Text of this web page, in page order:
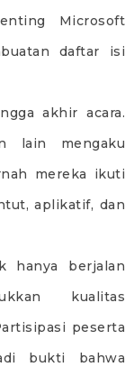
Microsoft
daftar isi
akhir acara.
lain mengaku
mereka ikuti
aplikatif, dan
hanya berjalan
kualitas
peserta
bukti bahwa